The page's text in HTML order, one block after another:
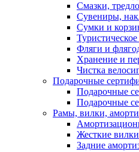
Смазки,
Сувениры,
Сумки и
Фляги и
Хранение и
Чистка
Подарочные
Подарочные
Подарочные
Рамы, вилки,
Жесткие вилки
Задние